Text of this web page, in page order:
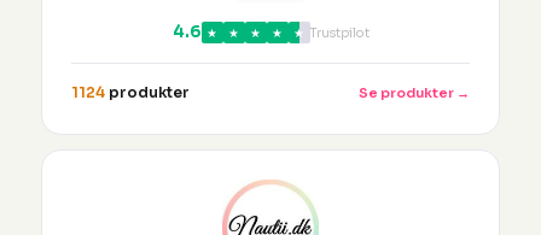
4.6 ★ ★ ★ ★ ★ Trustpilot
1124 produkter Se produkter →